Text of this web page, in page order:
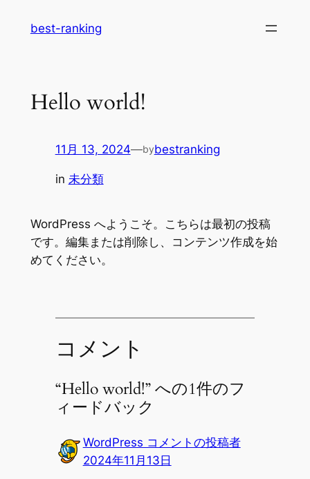
best-ranking
Hello world!
11月 13, 2024—bybestranking
in 未分類
WordPress へようこそ。こちらは最初の投稿
です。編集または削除し、コンテンツ作成を始
めてください。
コメント
“Hello world!” への1件のフ
ィードバック
WordPress コメントの投稿者
2024年11月13日